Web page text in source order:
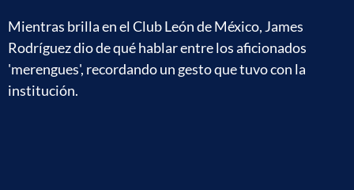
Mientras brilla en el Club León de México, James
Rodríguez dio de qué hablar entre los aficionados
'merengues', recordando un gesto que tuvo con la
institución.